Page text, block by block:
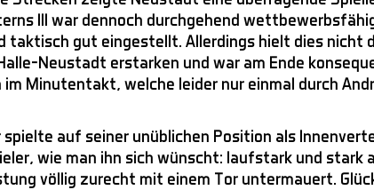
III war dennoch durchgehend
gut eingestellt. Allerdings hielt dies nicht
Neustadt erstarken und war am Ende
Minutentakt, welche leider nur einmal durch
auf seiner unüblichen Position als
wie man ihn sich wünscht: laufstark und stark
völlig zurecht mit einem Tor untermauert.